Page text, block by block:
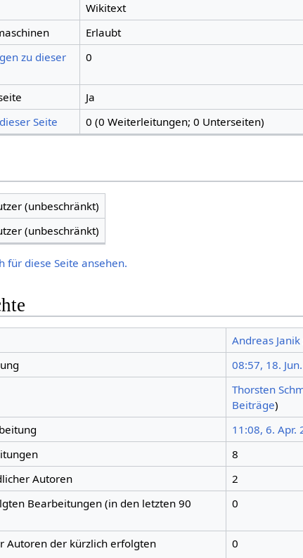
Wikitext
Erlaubt
zu dieser
0
Ja
Seite
0 (0 Weiterleitungen; 0 Unterseiten)
(unbeschränkt)
(unbeschränkt)
für diese Seite ansehen.
Andreas Janik
08:57, 18.
Thorsten
Beiträge)
11:08, 6. Apr.
8
Autoren
2
Bearbeitungen (in den letzten 90
0
Autoren der kürzlich erfolgten
0